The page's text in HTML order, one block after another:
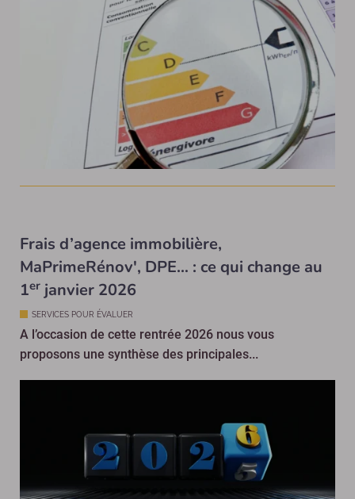
Frais d’agence immobilière,
MaPrimeRénov', DPE… : ce qui change au
1er janvier 2026
SERVICES POUR ÉVALUER
A l’occasion de cette rentrée 2026 nous vous
proposons une synthèse des principales...